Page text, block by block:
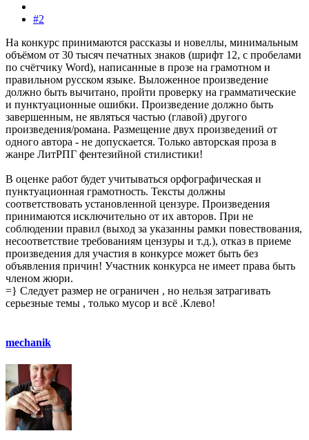
#2
На конкурс принимаются рассказы и новеллы, минимальным
объёмом от 30 тысяч печатных знаков (шрифт 12, с пробелами
по счётчику Word), написанные в прозе на грамотном и
правильном русском языке. Выложенное произведение
должно быть вычитано, пройти проверку на грамматические
и пунктуационные ошибки. Произведение должно быть
завершенным, не являться частью (главой) другого
произведения/романа. Размещение двух произведений от
одного автора - не допускается. Только авторская проза в
жанре ЛитРПГ фентезийной стилистики!
В оценке работ будет учитываться орфографическая и
пунктуационная грамотность. Тексты должны
соответствовать установленной цензуре. Произведения
принимаются исключительно от их авторов. При не
соблюдении правил (выход за указанны рамки повествования,
несоответствие требованиям цензуры и т.д.), отказ в приеме
произведения для участия в конкурсе может быть без
объявления причин! Участник конкурса не имеет права быть
членом жюри.
=} Следует размер не ограничен , но нельзя затрагивать
серьезные темы , только мусор и всё .Клево!
mechanik